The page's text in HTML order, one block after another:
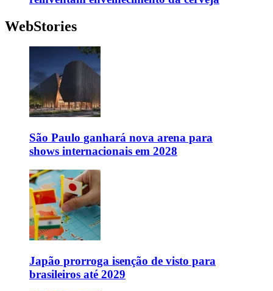
WebStories
São Paulo ganhará nova arena para
shows internacionais em 2028
Japão prorroga isenção de visto para
brasileiros até 2029